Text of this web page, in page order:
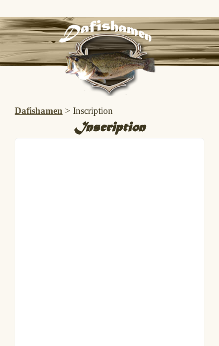
Dafishamen > Inscription
Inscription